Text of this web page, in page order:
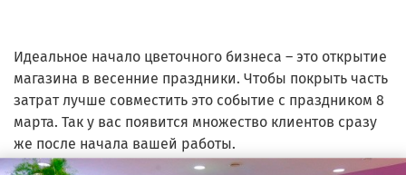
Идеальное начало цветочного бизнеса – это открытие
магазина в весенние праздники. Чтобы покрыть часть
затрат лучше совместить это событие с праздником 8
марта. Так у вас появится множество клиентов сразу
же после начала вашей работы.